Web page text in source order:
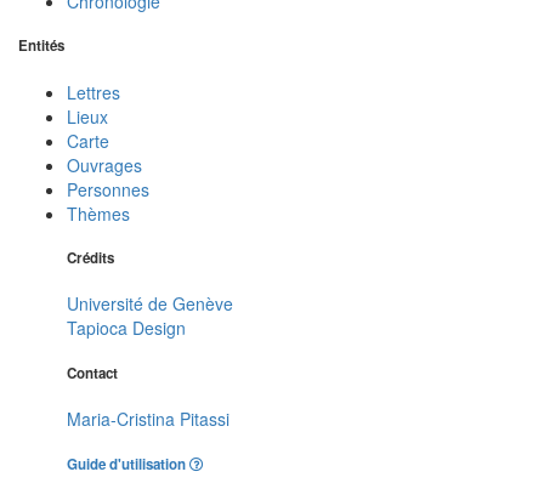
Entités
Lettres
Lieux
Carte
Ouvrages
Personnes
Thèmes
Crédits
Université de Genève
Tapioca Design
Contact
Maria-Cristina Pitassi
Guide d'utilisation